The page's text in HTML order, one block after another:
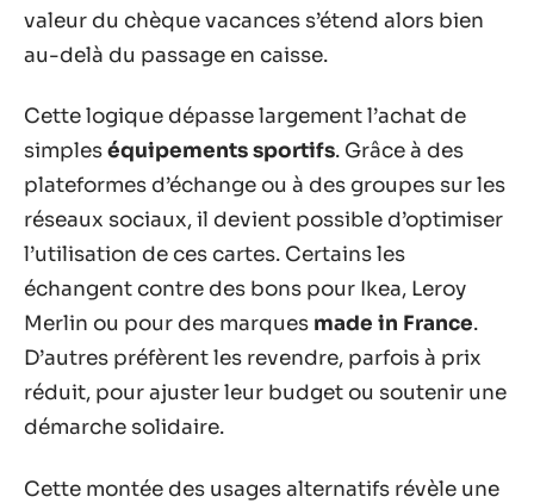
valeur du chèque vacances s’étend alors bien
au-delà du passage en caisse.
Cette logique dépasse largement l’achat de
simpleséquipements sportifs. Grâce à des
plateformes d’échange ou à des groupes sur les
réseaux sociaux, il devient possible d’optimiser
l’utilisation de ces cartes. Certains les
échangent contre des bons pour Ikea, Leroy
Merlin ou pour des marques made in France.
D’autres préfèrent les revendre, parfois à prix
réduit, pour ajuster leur budget ou soutenir une
démarche solidaire.
Cette montée des usages alternatifs révèle une